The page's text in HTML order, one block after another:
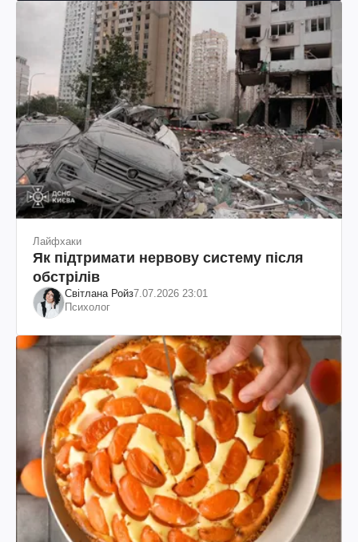
Лайфхаки
Як підтримати нервову систему після
обстрілів
Світлана Ройз7.07.2026 23:01
Психолог